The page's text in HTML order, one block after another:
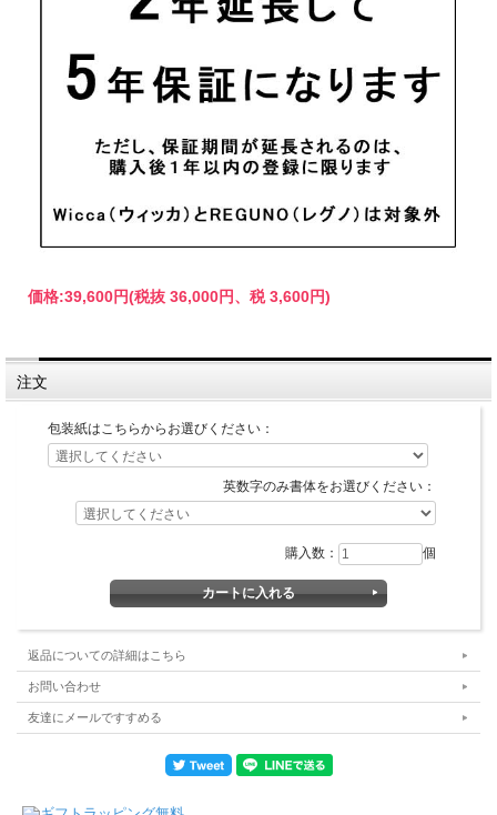
価格:39,600円(税抜 36,000円、税 3,600円)
注文
包装紙はこちらからお選びください：
英数字のみ書体をお選びください：
購入数： 個
返品についての詳細はこちら
お問い合わせ
友達にメールですすめる